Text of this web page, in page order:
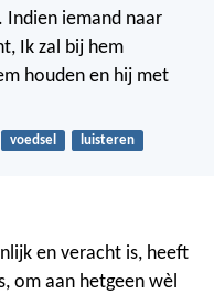
Indien iemand naar
Ik zal bij hem
houden en hij met
voedsel luisteren
en veracht is, heeft
om aan hetgeen wèl